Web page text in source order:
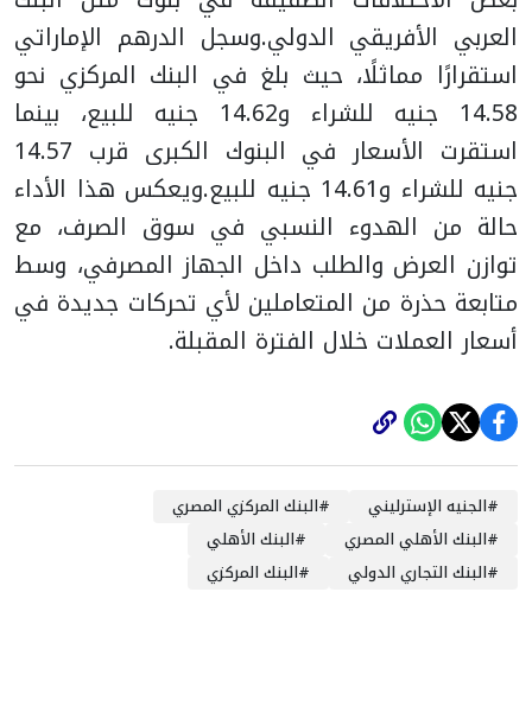
العربي الأفريقي الدولي.وسجل الدرهم الإماراتي
استقرارًا مماثلًا، حيث بلغ في البنك المركزي نحو
14.58 جنيه للشراء و14.62 جنيه للبيع، بينما
استقرت الأسعار في البنوك الكبرى قرب 14.57
جنيه للشراء و14.61 جنيه للبيع.
ويعكس هذا الأداء
حالة من الهدوء النسبي في سوق الصرف، مع
توازن العرض والطلب داخل الجهاز المصرفي، وسط
متابعة حذرة من المتعاملين لأي تحركات جديدة في
أسعار العملات خلال الفترة المقبلة.
#الجنيه الإسترليني #البنك المركزي المصري
#البنك الأهلي المصري #البنك الأهلي
#البنك التجاري الدولي #البنك المركزي